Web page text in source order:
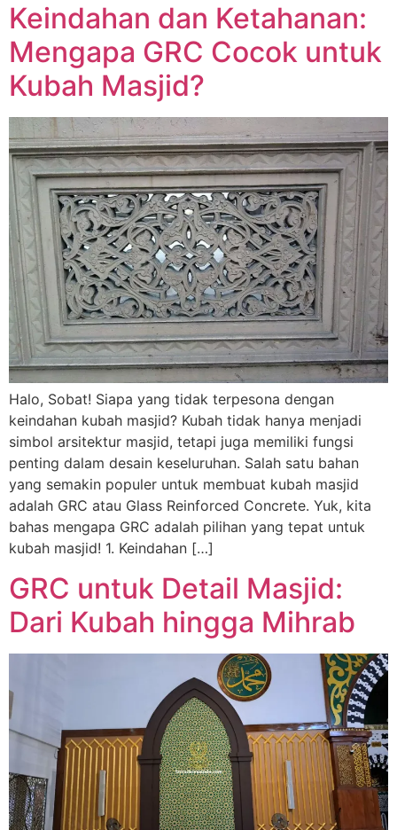
Keindahan dan Ketahanan:
Mengapa GRC Cocok untuk
Kubah Masjid?
Halo, Sobat! Siapa yang tidak terpesona dengan
keindahan kubah masjid? Kubah tidak hanya menjadi
simbol arsitektur masjid, tetapi juga memiliki fungsi
penting dalam desain keseluruhan. Salah satu bahan
yang semakin populer untuk membuat kubah masjid
adalah GRC atau Glass Reinforced Concrete. Yuk, kita
bahas mengapa GRC adalah pilihan yang tepat untuk
kubah masjid! 1. Keindahan […]
GRC untuk Detail Masjid:
Dari Kubah hingga Mihrab